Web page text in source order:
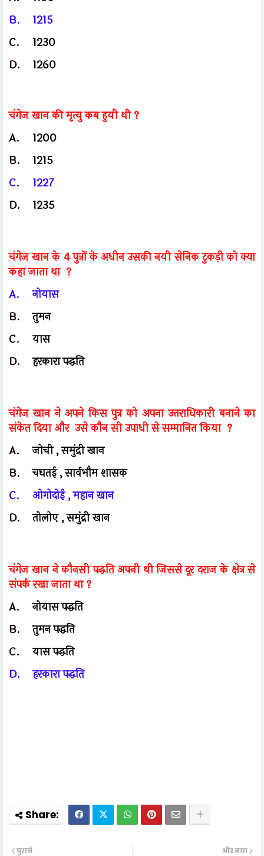
B.
1215
C.
1230
D.
1260
चंगेज खान की मृत्यु कब हुयी थी ?
A.
1200
B.
1215
C.
1227
D.
1235
चंगेज खान के 4 पुत्रों के अधीन उसकी नयीसेनिक टुकड़ी को क्या
कहा जाता था ?
A.
नोयास
B.
तुमन
C.
यास
D.
हरकारा पद्धति
चंगेज खान ने अपने किस पुत्र को अपना उत्तराधिकारी बनाने का
संकेत दिया और उसे कौन सी उपाधी से सम्मानित किया ?
A.
जोची , समुंद्री खान
B.
चघतई , सार्वभौम शासक
C.
ओगोदोई , महान खान
D.
तोलोए , समुंद्री खान
चंगेज खान ने कौनसी पद्धति अपनी थी जिससे दूर दराज के क्षेत्र से
संपर्क रखा जाता था ?
A.
नोयास पद्धति
B.
तुमन पद्धति
C.
यास पद्धति
D.
हरकारा पद्धति
और नया
पुराने